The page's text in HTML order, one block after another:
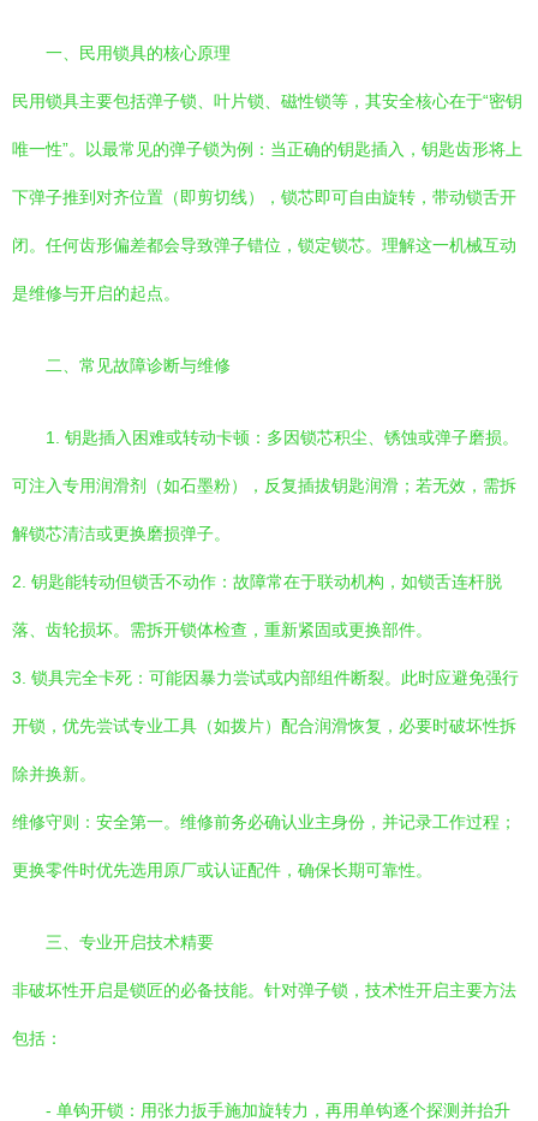
一、民用锁具的核心原理
民用锁具主要包括弹子锁、叶片锁、磁性锁等，其安全核心在于“密钥
唯一性”。以最常见的弹子锁为例：当正确的钥匙插入，钥匙齿形将上
下弹子推到对齐位置（即剪切线），锁芯即可自由旋转，带动锁舌开
闭。任何齿形偏差都会导致弹子错位，锁定锁芯。理解这一机械互动
是维修与开启的起点。
二、常见故障诊断与维修
1. 钥匙插入困难或转动卡顿：多因锁芯积尘、锈蚀或弹子磨损。
可注入专用润滑剂（如石墨粉），反复插拔钥匙润滑；若无效，需拆
解锁芯清洁或更换磨损弹子。
2. 钥匙能转动但锁舌不动作：故障常在于联动机构，如锁舌连杆脱
落、齿轮损坏。需拆开锁体检查，重新紧固或更换部件。
3. 锁具完全卡死：可能因暴力尝试或内部组件断裂。此时应避免强行
开锁，优先尝试专业工具（如拨片）配合润滑恢复，必要时破坏性拆
除并换新。
维修守则：安全第一。维修前务必确认业主身份，并记录工作过程；
更换零件时优先选用原厂或认证配件，确保长期可靠性。
三、专业开启技术精要
非破坏性开启是锁匠的必备技能。针对弹子锁，技术性开启主要方法
包括：
- 单钩开锁：用张力扳手施加旋转力，再用单钩逐个探测并抬升